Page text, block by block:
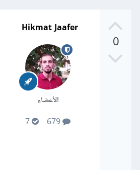
0
Hikmat Jaafer
الأعضاء